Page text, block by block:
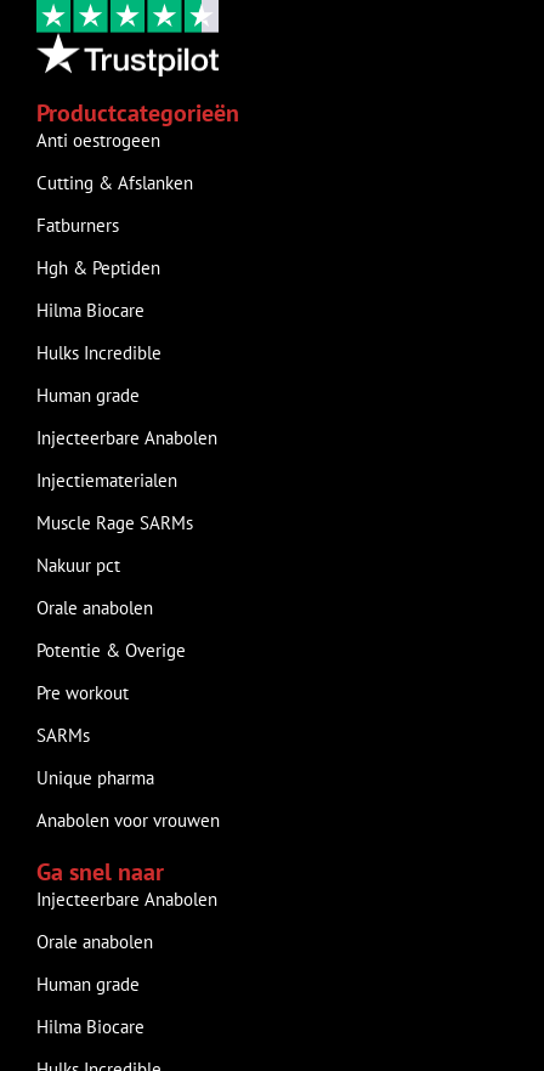
Productcategorieën
Anti oestrogeen
Cutting & Afslanken
Fatburners
Hgh & Peptiden
Hilma Biocare
Hulks Incredible
Human grade
Injecteerbare Anabolen
Injectiematerialen
Muscle Rage SARMs
Nakuur pct
Orale anabolen
Potentie & Overige
Pre workout
SARMs
Unique pharma
Anabolen voor vrouwen
Ga snel naar
Injecteerbare Anabolen
Orale anabolen
Human grade
Hilma Biocare